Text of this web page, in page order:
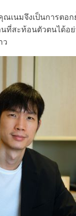
ณเนมจึงเป็นการตอ
ที่สะท้อนตัวตนได้อ
ว